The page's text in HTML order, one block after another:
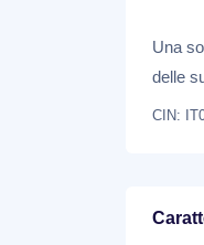
Una
delle
CIN: